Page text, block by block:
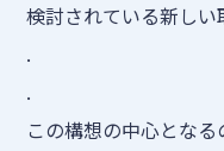
検討されている新しい
.
.
この構想の中心となる